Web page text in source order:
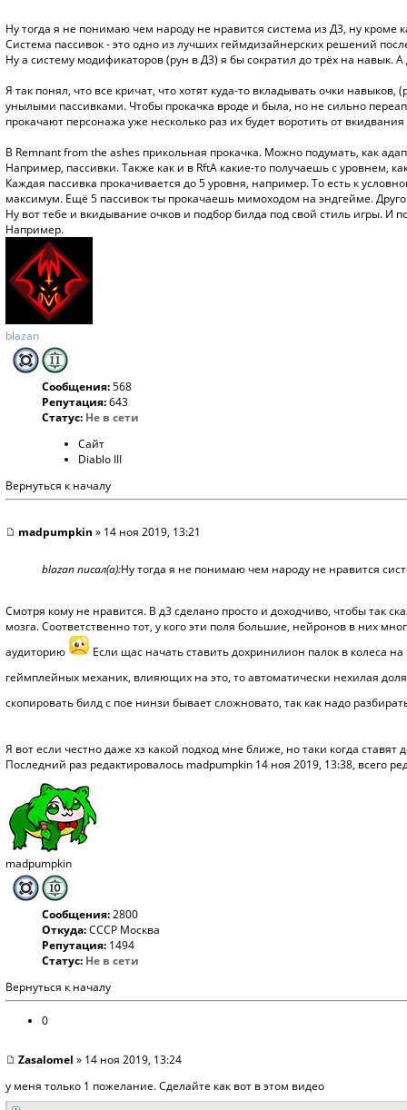
Ну тогда я не понимаю чем народу не нравится система из Д3, ну кроме
Система пассивок - это одно из лучших геймдизайнерских решений
Ну а систему модификаторов (рун в Д3) я бы сократил до трёх на
Я так понял, что все кричат, что хотят куда-то вкладывать очки
унылыми пассивками. Чтобы прокачка вроде и была, но не сильно
прокачают персонажа уже несколько раз их будет воротить от
В Remnant from the ashes прикольная прокачка. Можно подумать, как
Например, пассивки. Также как и в RftA какие-то получаешь с уровнем,
Каждая пассивка прокачивается до 5 уровня, например. То есть к
максимум. Ещё 5 пассивок ты прокачаешь мимоходом на эндгейме.
Ну вот тебе и вкидывание очков и подбор билда под свой стиль игры. И
Например.
blazan
Сообщения:568
Репутация:643
Статус: Не в сети
Сайт
Diablo III
Вернуться к началу
madpumpkin » 14 ноя 2019, 13:21
blazan писал(а):Ну тогда я не понимаю чем народу не нравится
Смотря кому не нравится. В д3 сделано просто и доходчиво, чтобы
мозга. Соответственно тот, у кого эти поля большие, нейронов в них
аудиторию
Если щас начать ставить дохринилион палок в колеса
геймплейных механик, влияющих на это, то автоматически нехилая
скопировать билд с пое нинзи бывает сложновато, так как надо
Я вот если честно даже хз какой подход мне ближе, но таки когда ставят
Последний раз редактировалось madpumpkin 14 ноя 2019, 13:38, всего
madpumpkin
Сообщения:2800
Откуда:СССР Москва
Репутация: 1494
Статус: Не в сети
Вернуться к началу
0
Zasalomel » 14 ноя 2019, 13:24
у меня только 1 пожелание. Сделайте как вот в этом видео